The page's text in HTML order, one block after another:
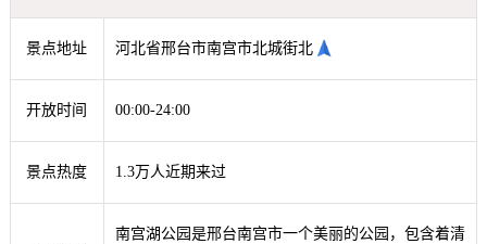
景点地址 河北省邢台市南宫市北城街北
开放时间 00:00-24:00
景点热度 1.3万人近期来过
南宫湖公园是邢台南宫市一个美丽的公园，包含着清